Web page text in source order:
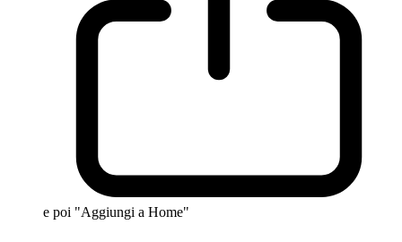
e poi "Aggiungi a Home"